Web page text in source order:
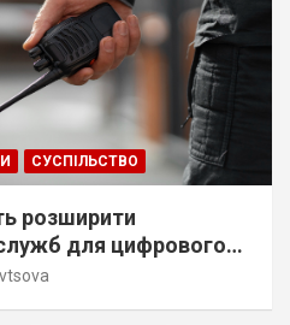
СУСПІЛЬСТВО
розширити
для цифрового